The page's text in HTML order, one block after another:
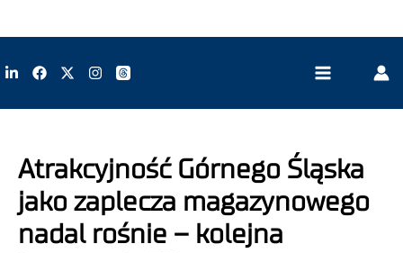
Atrakcyjność Górnego Śląska
jako zaplecza magazynowego
nadal rośnie – kolejna